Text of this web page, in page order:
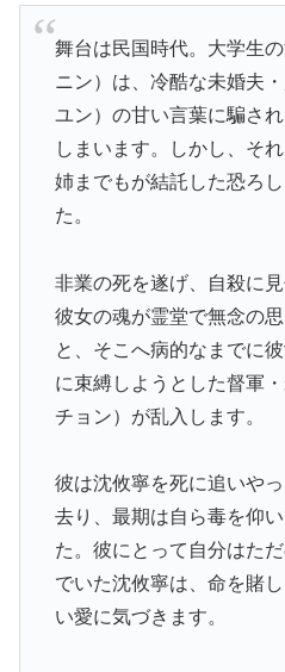
舞台は民国時代。大学生
ニン）は、冷酷な未婚夫
ユン）の甘い言葉に騙さ
しまいます。しかし、そ
姉までもが結託した恐ろ
た。
非業の死を遂げ、自殺に
彼女の魂が霊堂で無念の
と、そこへ病的なまでに
に束縛しようとした督軍
チョン）が乱入します。
彼は沈攸寧を死に追いや
去り、最期は自ら毒を仰
た。彼にとって自分はた
でいた沈攸寧は、命を賭
い愛に気づきます。